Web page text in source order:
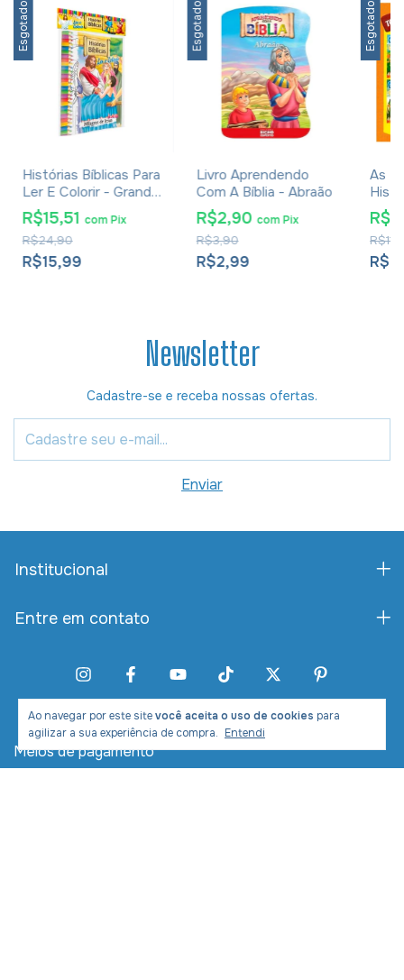
Ao navegar por este sitevocê aceita o uso de cookies para
agilizar a sua experiência de compra. Entendi
Esgotado
Histórias Bíblicas Para
Ler E Colorir - Grande
- Kit Com 10 Livros
R$15,99
R$24,90
R$15,51 com Pix
Esgotado
Livro Aprendendo
Com A Bíblia - Abraão
R$2,99
R$3,90
R$2,90 com Pix
Esgotado
As
Com
Newsletter
Cadastre-se e receba nossas ofertas.
Institucional
Entre em contato
Meios de pagamento